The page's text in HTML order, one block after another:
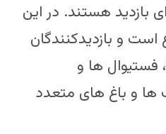
بازدید هستند. در این
و بازدیدکنندگان
فستیوال ها و
ها و باغ های متعدد